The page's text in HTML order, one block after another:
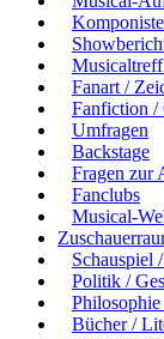
Musicaltreff
Fanart /
Fanfiction /
Umfragen
Backstage
Fragen zur
Fanclubs
Musical-
Schauspiel
Politik /
Bücher /